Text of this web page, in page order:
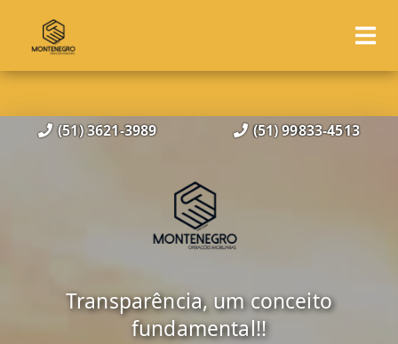
(51) 3621-3989 (51) 99833-4513
Transparência, um conceito
fundamental!!